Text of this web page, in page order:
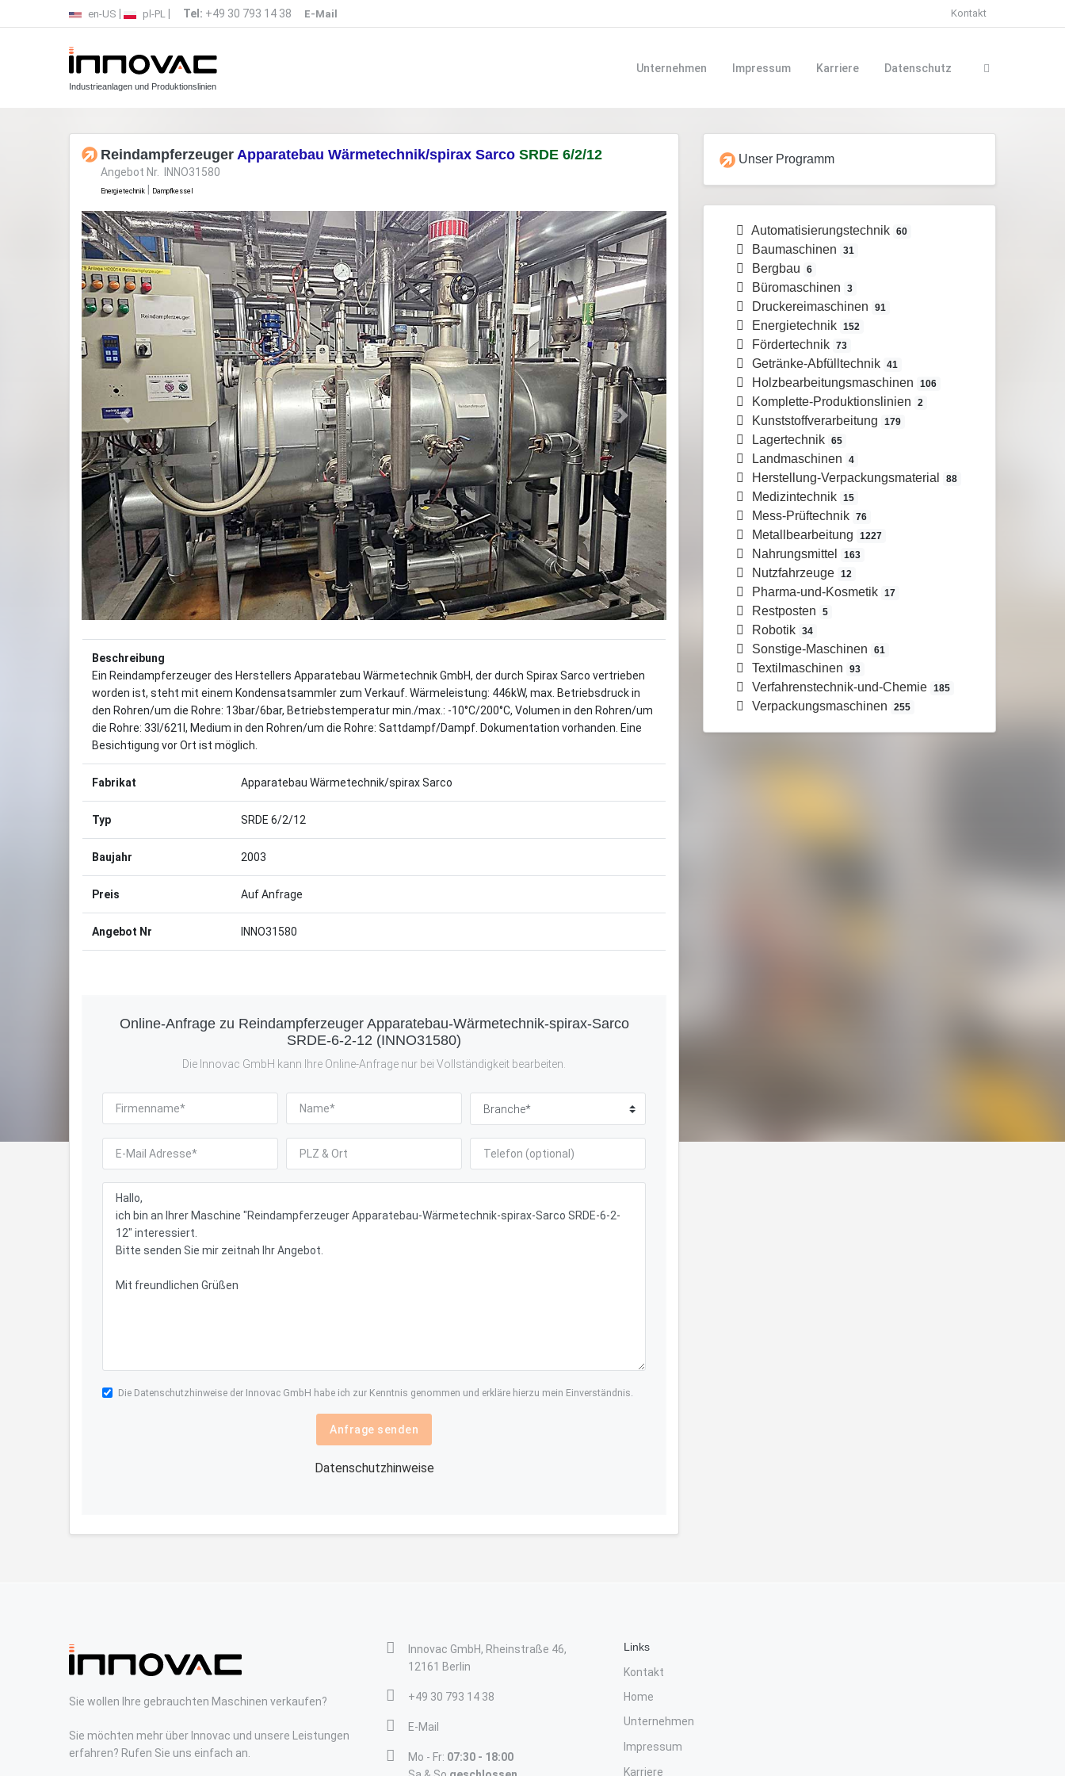
en-US pl-PL Tel: +49 30 793 14 38 E-Mail Kontakt
Industrieanlagen und Produktionslinien
Unternehmen Impressum Karriere Datenschutz
Reindampferzeuger Apparatebau Wärmetechnik/spirax Sarco SRDE 6/2/12
Angebot Nr. INNO31580
Energietechnik Dampfkessel
Previous Next
Beschreibung
Ein Reindampferzeuger des Herstellers Apparatebau Wärmetechnik GmbH, der durch Spirax Sarco vertrieben
worden ist, steht mit einem Kondensatsammler zum Verkauf. Wärmeleistung: 446kW, max. Betriebsdruck in
den Rohren/um die Rohre: 13bar/6bar, Betriebstemperatur min./max.: -10°C/200°C, Volumen in den Rohren/um
die Rohre: 33l/621l, Medium in den Rohren/um die Rohre: Sattdampf/Dampf. Dokumentation vorhanden. Eine
Besichtigung vor Ort ist möglich.
Fabrikat Apparatebau Wärmetechnik/spirax Sarco
Typ SRDE 6/2/12
Baujahr 2003
Preis Auf Anfrage
Angebot Nr INNO31580
Online-Anfrage zu Reindampferzeuger Apparatebau-Wärmetechnik-spirax-Sarco
SRDE-6-2-12 (INNO31580)
Die Innovac GmbH kann Ihre Online-Anfrage nur bei Vollständigkeit bearbeiten.
Die Datenschutzhinweise der Innovac GmbH habe ich zur Kenntnis genommen und erkläre hierzu mein Einverständnis.
Anfrage senden
Datenschutzhinweise
Unser Programm
Automatisierungstechnik 60
Baumaschinen 31
Bergbau 6
Büromaschinen 3
Druckereimaschinen 91
Energietechnik 152
Fördertechnik 73
Getränke-Abfülltechnik 41
Holzbearbeitungsmaschinen 106
Komplette-Produktionslinien 2
Kunststoffverarbeitung 179
Lagertechnik 65
Landmaschinen 4
Herstellung-Verpackungsmaterial 88
Medizintechnik 15
Mess-Prüftechnik 76
Metallbearbeitung 1227
Nahrungsmittel 163
Nutzfahrzeuge 12
Pharma-und-Kosmetik 17
Restposten 5
Robotik 34
Sonstige-Maschinen 61
Textilmaschinen 93
Verfahrenstechnik-und-Chemie 185
Verpackungsmaschinen 255
Sie wollen Ihre gebrauchten Maschinen verkaufen?
Sie möchten mehr über Innovac und unsere Leistungen
erfahren? Rufen Sie uns einfach an.
Innovac GmbH, Rheinstraße 46,
12161 Berlin
+49 30 793 14 38
E-Mail
Mo - Fr: 07:30 - 18:00
Links
Kontakt
Home
Unternehmen
Impressum
Karriere